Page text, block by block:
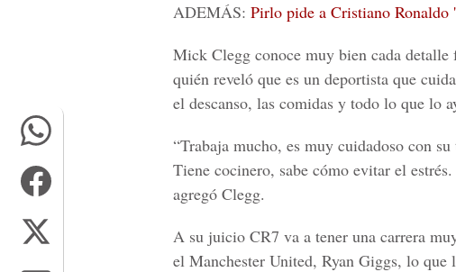
ADEMÁS: Pirlo pide a Cristiano Ronaldo
Mick Clegg conoce muy bien cada
quién reveló que es un deportista que
el descanso, las comidas y todo lo que lo
“Trabaja mucho, es muy cuidadoso con
Tiene cocinero, sabe cómo evitar el
agregó Clegg.
A su juicio CR7 va a tener una carrera
el Manchester United, Ryan Giggs, lo